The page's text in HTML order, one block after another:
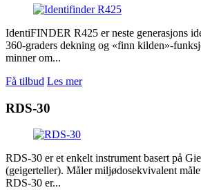
IdentiFINDER R425 er neste generasjons
360-graders dekning og «finn kilden»-
minner om...
Få tilbud Les mer
RDS-30
RDS-30 er et enkelt instrument basert på
(geigerteller). Måler miljødosekvivalent
RDS-30 er...